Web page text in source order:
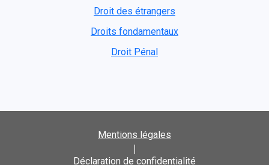
Droit des étrangers
Droits fondamentaux
Droit Pénal
Mentions légales
|
Déclaration de confidentialité